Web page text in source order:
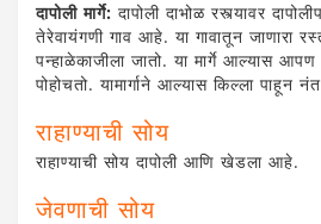
दापोली मार्गे: दापोली दाभोळ रस्त्यावर
तेरेवायंगणी गाव आहे. या गावातून जाणारा
पन्हाळेकाजीला जातो. या मार्गे आल्यास आपण
पोहोचतो. यामार्गाने आल्यास किल्ला पाहून
राहाण्याची सोय
राहाण्याची सोय दापोली आणि खेडला आहे.
जेवणाची सोय